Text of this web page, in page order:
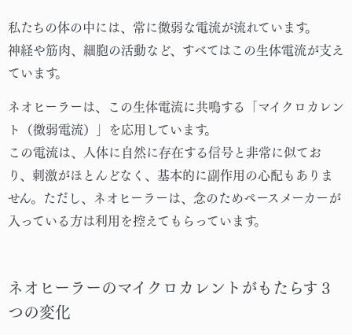
私たちの体の中には、常に微弱な電流が流れています。
神経や筋肉、細胞の活動など、すべてはこの生体電流が支え
ています。
ネオヒーラーは、この生体電流に共鳴する「マイクロカレン
ト（微弱電流）」を応用しています。
この電流は、人体に自然に存在する信号と非常に似てお
り、刺激がほとんどなく、基本的に副作用の心配もありま
せん。ただし、ネオヒーラーは、念のためペースメーカーが
入っている方は利用を控えてもらっています。
ネオヒーラーのマイクロカレントがもたらす３
つの変化